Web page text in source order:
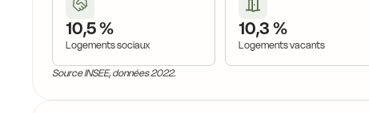
10,5 %
Logements sociaux
10,3 %
Logements vacants
Source INSEE, données 2022.